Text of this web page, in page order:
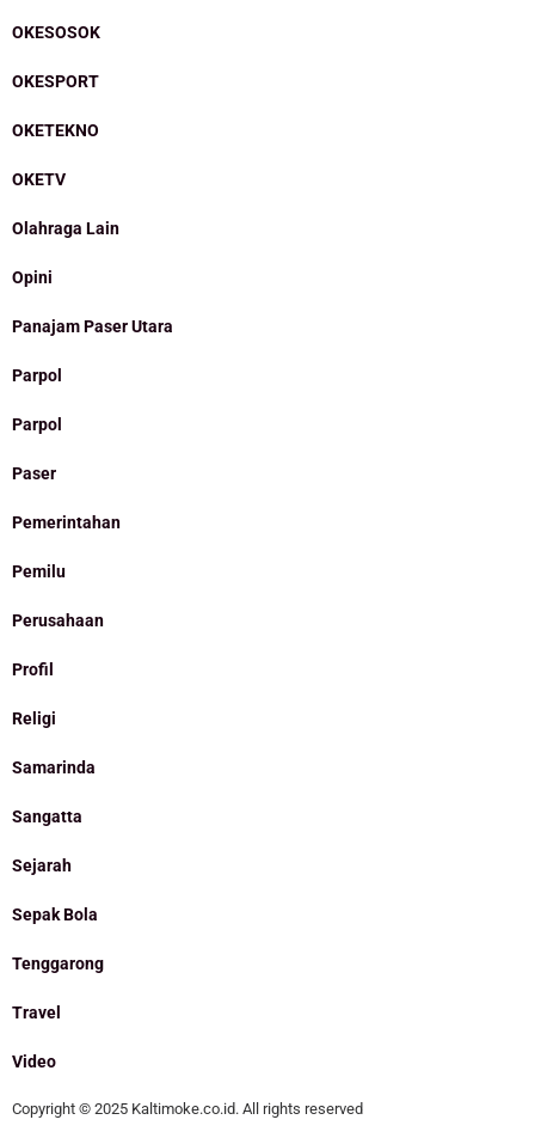
OKESOSOK
OKESPORT
OKETEKNO
OKETV
Olahraga Lain
Opini
Panajam Paser Utara
Parpol
Parpol
Paser
Pemerintahan
Pemilu
Perusahaan
Profil
Religi
Samarinda
Sangatta
Sejarah
Sepak Bola
Tenggarong
Travel
Video
Copyright © 2025 Kaltimoke.co.id. All rights reserved